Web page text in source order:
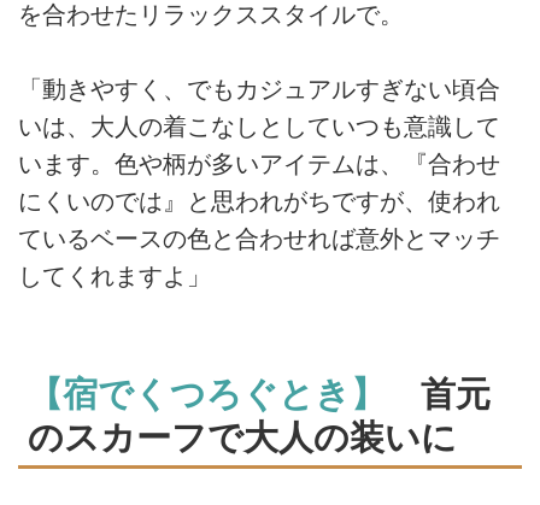
を合わせたリラックススタイルで。
「動きやすく、でもカジュアルすぎない頃合
いは、大人の着こなしとしていつも意識して
います。色や柄が多いアイテムは、『合わせ
にくいのでは』と思われがちですが、使われ
ているベースの色と合わせれば意外とマッチ
してくれますよ」
【宿でくつろぐとき】
首元
のスカーフで大人の装いに